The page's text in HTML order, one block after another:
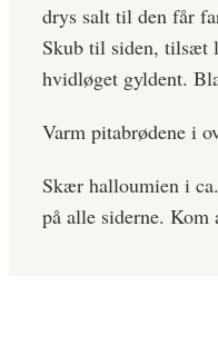
drys salt til den får
Skub til siden, tilsæt
hvidløget gyldent.
Varm pitabrødene i
Skær halloumien i
på alle siderne.